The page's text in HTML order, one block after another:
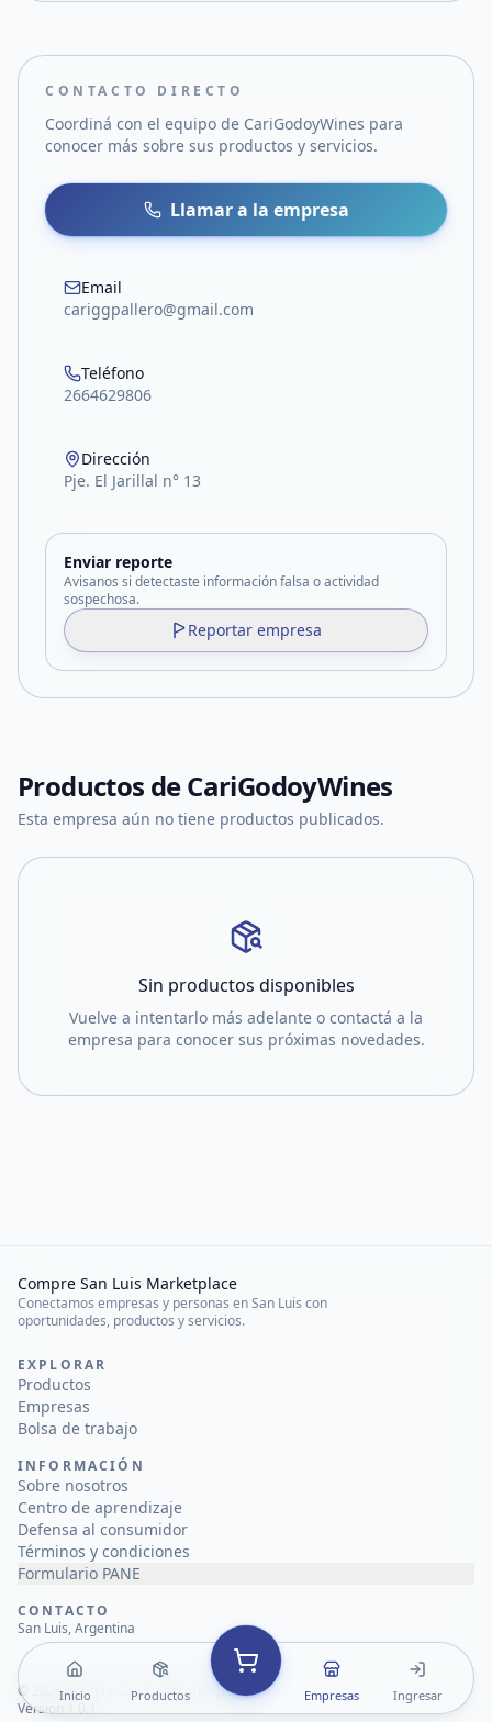
CONTACTO DIRECTO
Coordiná con el equipo de CariGodoyWines para
conocer más sobre sus productos y servicios.
Llamar a la empresa
Email
cariggpallero@gmail.com
Teléfono
2664629806
Dirección
Pje. El Jarillal n° 13
Enviar reporte
Avisanos si detectaste información falsa o actividad
sospechosa.
Reportar empresa
Productos deCariGodoyWines
Esta empresa aún no tiene productos publicados.
Sin productos disponibles
Vuelve a intentarlo más adelante o contactá a la
empresa para conocer sus próximas novedades.
Inicio Productos Empresas Ingresar
Compre San Luis Marketplace
Conectamos empresas y personas en San Luis con
oportunidades, productos y servicios.
EXPLORAR
Productos
Empresas
Bolsa de trabajo
INFORMACIÓN
Sobre nosotros
Centro de aprendizaje
Defensa al consumidor
Términos y condiciones
Formulario PANE
CONTACTO
San Luis, Argentina
© 2026Compre San Luis Marketplace
Versión 1.0.1